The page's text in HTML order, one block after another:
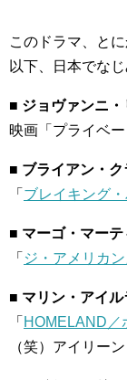
このドラマ、と
以下、日本でな
■ ジョヴァンニ・
映画「プライベ
■ ブライアン・
「 ブレイキング
■ マーゴ・マー
「 ジ・アメリカ
■ マリン・アイル
「 HOMELAND／
（笑）アイリーン